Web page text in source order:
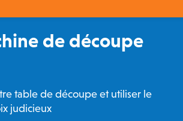
de découpe
table de découpe et utiliser le
judicieux